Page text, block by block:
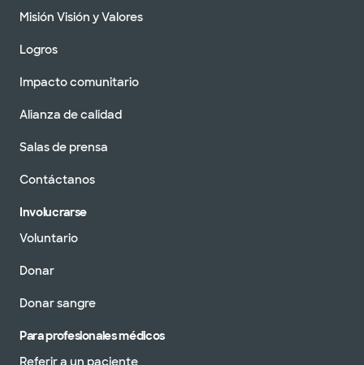
Misión Visión y Valores
Logros
Impacto comunitario
Alianza de calidad
Salas de prensa
Contáctanos
Involucrarse
Voluntario
Donar
Donar sangre
Para profesionales médicos
Referir a un paciente